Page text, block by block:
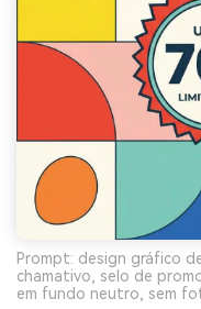
Prompt: design gráfico
chamativo, selo de
em fundo neutro, sem